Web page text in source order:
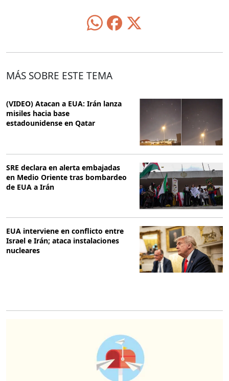
MÁS SOBRE ESTE TEMA
(VIDEO) Atacan a EUA: Irán lanza
misiles hacia base
estadounidense en Qatar
SRE declara en alerta embajadas
en Medio Oriente tras bombardeo
de EUA a Irán
EUA interviene en conflicto entre
Israel e Irán; ataca instalaciones
nucleares